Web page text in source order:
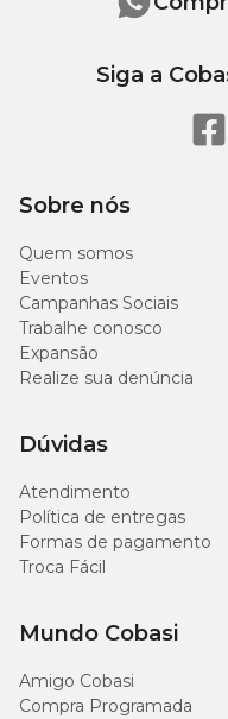
Sobre nós
Quem somos
Eventos
Campanhas Sociais
Trabalhe conosco
Expansão
Realize sua denúncia
Dúvidas
Atendimento
Política de entregas
Formas de pagamento
Troca Fácil
Mundo Cobasi
Amigo Cobasi
Compra Programada
Siga a